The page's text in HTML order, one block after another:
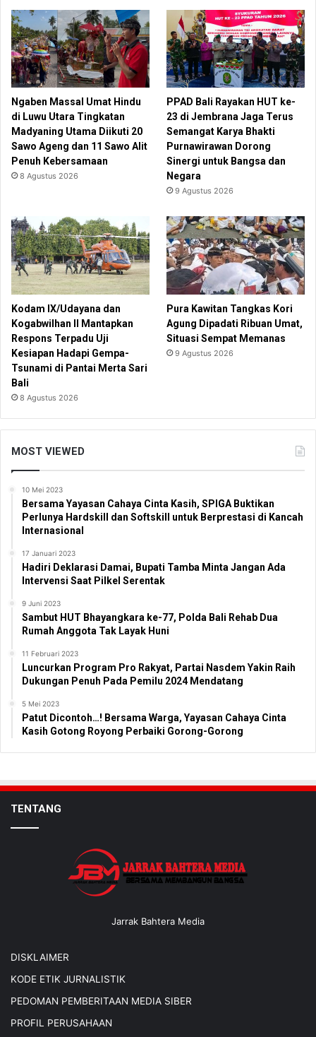
Ngaben Massal Umat Hindu
di Luwu Utara Tingkatan
Madyaning Utama Diikuti 20
Sawo Ageng dan 11 Sawo Alit
Penuh Kebersamaan
8 Agustus 2026
PPAD Bali Rayakan HUT ke-
23 di Jembrana Jaga Terus
Semangat Karya Bhakti
Purnawirawan Dorong
Sinergi untuk Bangsa dan
Negara
9 Agustus 2026
Kodam IX/Udayana dan
Kogabwilhan II Mantapkan
Respons Terpadu Uji
Kesiapan Hadapi Gempa-
Tsunami di Pantai Merta Sari
Bali
8 Agustus 2026
Pura Kawitan Tangkas Kori
Agung Dipadati Ribuan Umat,
Situasi Sempat Memanas
9 Agustus 2026
MOST VIEWED
10 Mei 2023
Bersama Yayasan Cahaya Cinta Kasih, SPIGA Buktikan
Perlunya Hardskill dan Softskill untuk Berprestasi di Kancah
Internasional
17 Januari 2023
Hadiri Deklarasi Damai, Bupati Tamba Minta Jangan Ada
Intervensi Saat Pilkel Serentak
9 Juni 2023
Sambut HUT Bhayangkara ke-77, Polda Bali Rehab Dua
Rumah Anggota Tak Layak Huni
11 Februari 2023
Luncurkan Program Pro Rakyat, Partai Nasdem Yakin Raih
Dukungan Penuh Pada Pemilu 2024 Mendatang
5 Mei 2023
Patut Dicontoh…! Bersama Warga, Yayasan Cahaya Cinta
Kasih Gotong Royong Perbaiki Gorong-Gorong
TENTANG
Jarrak Bahtera Media
DISKLAIMER
KODE ETIK JURNALISTIK
PEDOMAN PEMBERITAAN MEDIA SIBER
PROFIL PERUSAHAAN